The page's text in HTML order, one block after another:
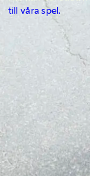
till våra spel.